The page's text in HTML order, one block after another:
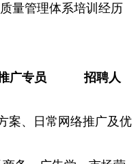
量管理体系培训经历
广专员
招聘人
案、日常网络推广及优